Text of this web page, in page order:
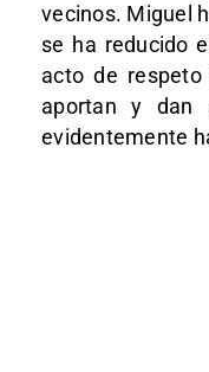
vecinos. Miguel
se ha reducido
acto de
aportan y dan
evidentemente